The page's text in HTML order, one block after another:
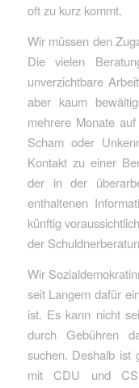
oft zu kurz kommt.
Wir müssen den
Die vielen
unverzichtbare
aber kaum
mehrere Monate
Scham oder
Kontakt zu einer
der in der
enthaltenen
künftig
der
Wir
seit Langem dafür
ist. Es kann nicht
durch Gebühren
suchen. Deshalb ist
mit CDU und